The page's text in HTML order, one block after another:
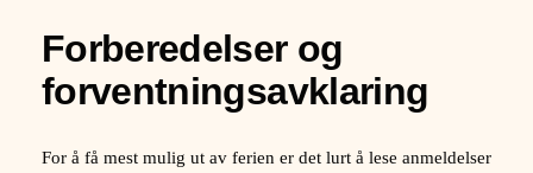
Forberedelser og
forventningsavklaring
For å få mest mulig ut av ferien er det lurt å lese anmeldelser